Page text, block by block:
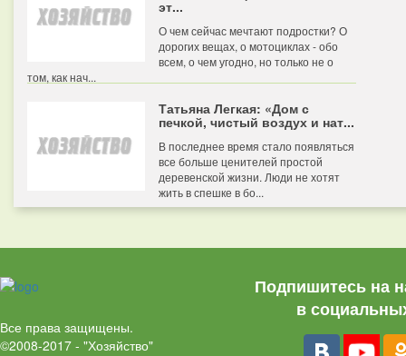
эт...
О чем сейчас мечтают подростки? О
дорогих вещах, о мотоциклах - обо
всем, о чем угодно, но только не о
том, как нач...
Татьяна Легкая: «Дом с
печкой, чистый воздух и нат...
В последнее время стало появляться
все больше ценителей простой
деревенской жизни. Люди не хотят
жить в спешке в бо...
Все права защищены.
©2008-2017 - "Хозяйство"
Подпишитесь на
в